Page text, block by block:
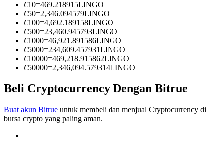
Informasi
€10=469.218915LINGO
€50=2,346.094579LINGO
€100=4,692.189158LINGO
€500=23,460.945793LINGO
€1000=46,921.891586LINGO
€5000=234,609.457931LINGO
€10000=469,218.915862LINGO
€50000=2,346,094.579314LINGO
Beli Cryptocurrency Dengan Bitrue
Buat akun Bitrue untuk membeli dan menjual Cryptocurrency di
bursa crypto yang paling aman.